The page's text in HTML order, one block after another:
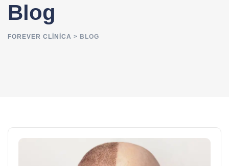
Blog
FOREVER CLINICA > BLOG